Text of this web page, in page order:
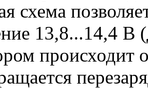
схема
13,8...14,4 В
происходит